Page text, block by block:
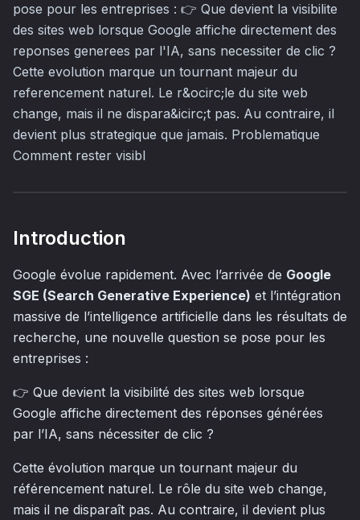
pose pour les entreprises : 👉 Que devient la visibilite
des sites web lorsque Google affiche directement des
reponses generees par l'IA, sans necessiter de clic ?
Cette evolution marque un tournant majeur du
referencement naturel. Le r&ocirc;le du site web
change, mais il ne dispara&icirc;t pas. Au contraire, il
devient plus strategique que jamais. Problematique
Comment rester visibl
Introduction
Google évolue rapidement. Avec l’arrivée de Google
SGE (Search Generative Experience) et l’intégration
massive de l’intelligence artificielle dans les résultats de
recherche, une nouvelle question se pose pour les
entreprises :
👉 Que devient la visibilité des sites web lorsque
Google affiche directement des réponses générées
par l’IA, sans nécessiter de clic ?
Cette évolution marque un tournant majeur du
référencement naturel. Le rôle du site web change,
mais il ne disparaît pas. Au contraire, il devient plus